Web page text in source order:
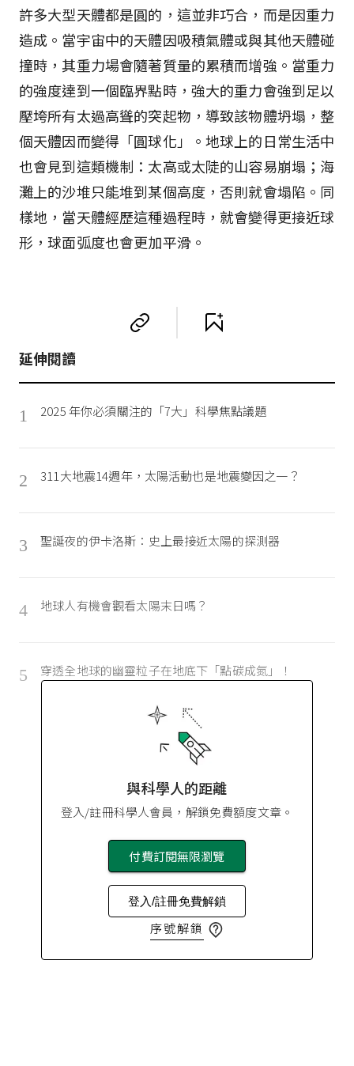
許多大型天體都是圓的，這並非巧合，而是因重力
造成。當宇宙中的天體因吸積氣體或與其他天體碰
撞時，其重力場會隨著質量的累積而增強。當重力
的強度達到一個臨界點時，強大的重力會強到足以
壓垮所有太過高聳的突起物，導致該物體坍塌，整
個天體因而變得「圓球化」。地球上的日常生活中
也會見到這類機制：太高或太陡的山容易崩塌；海
灘上的沙堆只能堆到某個高度，否則就會塌陷。同
樣地，當天體經歷這種過程時，就會變得更接近球
形，球面弧度也會更加平滑。
延伸閱讀
1 2025 年你必須關注的「7大」科學焦點議題
2 311大地震14週年，太陽活動也是地震變因之一？
3 聖誕夜的伊卡洛斯：史上最接近太陽的探測器
4 地球人有機會觀看太陽末日嗎？
5 穿透全地球的幽靈粒子在地底下「點碳成氮」！
與科學人的距離
登入/註冊科學人會員，解鎖免費額度文章。
付費訂閱無限瀏覽
登入/註冊免費解鎖
序號解鎖